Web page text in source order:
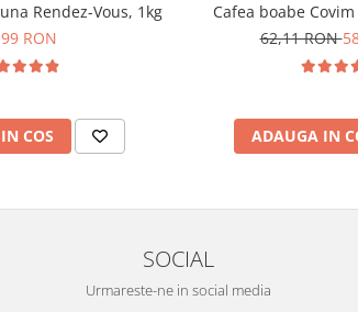
Rendez-Vous, 1kg
RON
COS
Cafea boabe
62,11 RON
ADAUGA IN
SOCIAL
Urmareste-ne in social media